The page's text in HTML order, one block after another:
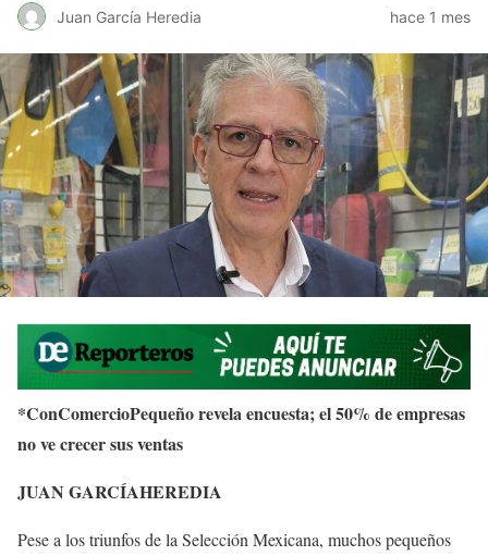
Juan García Heredia hace 1 mes
*ConComercioPequeño revela encuesta; el 50% de empresas
no ve crecer sus ventas
JUAN GARCÍAHEREDIA
Pese a los triunfos de la Selección Mexicana, muchos pequeños